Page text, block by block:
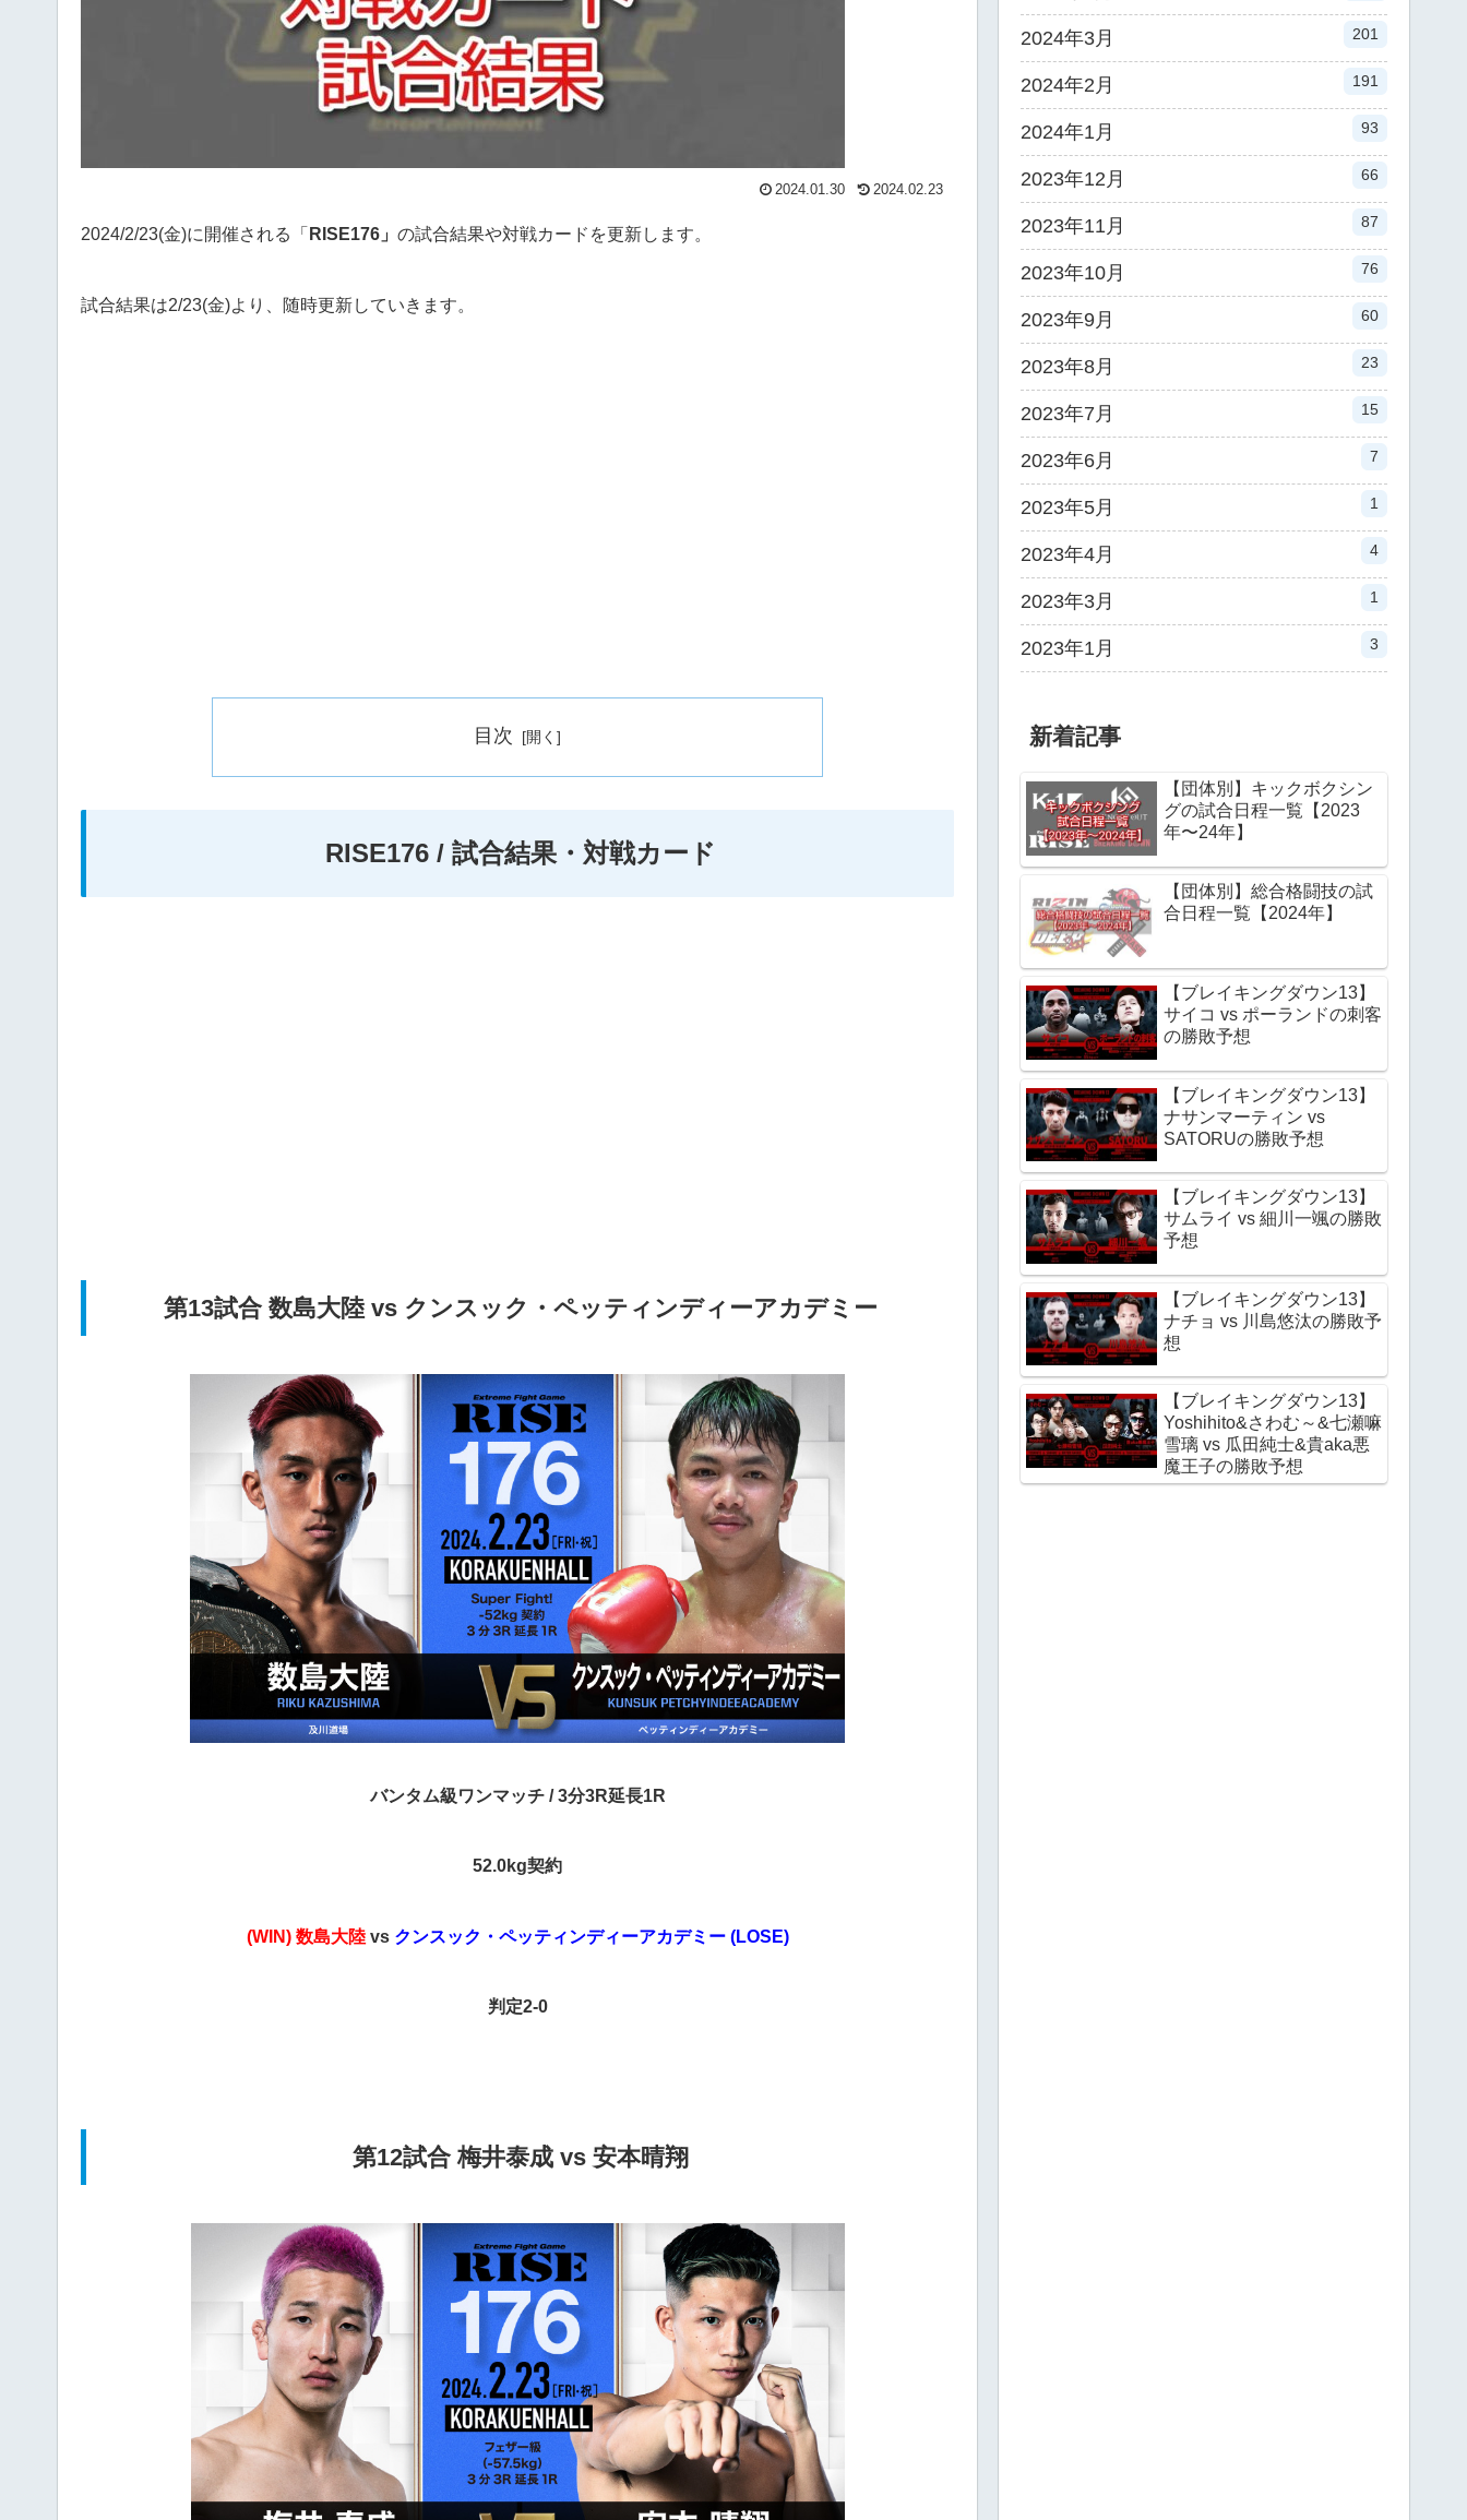
2024.01.30 2024.02.23
2024/2/23(金)に開催される「 RISE176」 の試合結果や対戦カードを更新します。
試合結果は2/23(金)より、随時更新していきます。
目次
RISE176 / 試合結果・対戦カード
第13試合 数島大陸 vs クンスック・ペッティンディーアカデミー
バンタム級ワンマッチ / 3分3R延長1R
52.0kg契約
(WIN) 数島大陸vs クンスック・ペッティンディーアカデミー (LOSE)
判定2-0
第12試合 梅井泰成 vs 安本晴翔
2024年3月 201
2024年2月 191
2024年1月 93
2023年12月 66
2023年11月 87
2023年10月 76
2023年9月 60
2023年8月 23
2023年7月 15
2023年6月 7
2023年5月 1
2023年4月 4
2023年3月 1
2023年1月 3
新着記事
【団体別】キックボクシン
グの試合日程一覧【2023
年〜24年】
【団体別】総合格闘技の試
合日程一覧【2024年】
【ブレイキングダウン13】
サイコ vs ポーランドの刺客
の勝敗予想
【ブレイキングダウン13】
ナサンマーティン vs
SATORUの勝敗予想
【ブレイキングダウン13】
サムライ vs 細川一颯の勝敗
予想
【ブレイキングダウン13】
ナチョ vs 川島悠汰の勝敗予
想
【ブレイキングダウン13】
Yoshihito&さわむ～&七瀬嘛
雪璃 vs 瓜田純士&貴aka悪
魔王子の勝敗予想